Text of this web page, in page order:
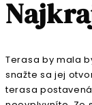
Terasa by mala
snažte sa jej
terasa